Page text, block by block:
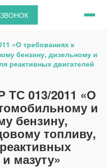
«О требованиях к
бензину, дизельному и
реактивных двигателей
ТС 013/2011 «О
и
бензину,
топливу,
мазуту»